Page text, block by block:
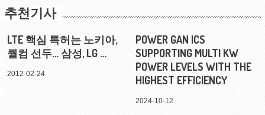
추천기사
LTE 핵심 특허는 노키아,
퀄컴 선두… 삼성, LG …
2012-02-24
POWER GAN ICS
SUPPORTING MULTI KW
POWER LEVELS WITH THE
HIGHEST EFFICIENCY
2024-10-12